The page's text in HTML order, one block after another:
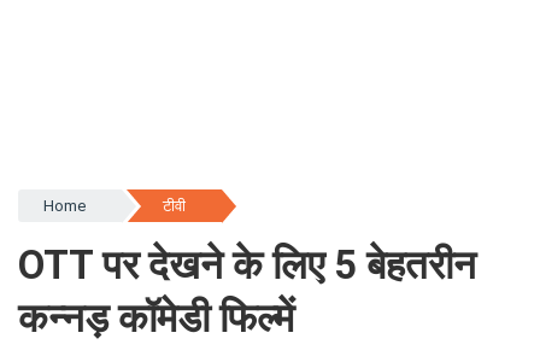
Home टीवी
OTT पर देखने के लिए 5 बेहतरीन
कन्नड़ कॉमेडी फिल्में